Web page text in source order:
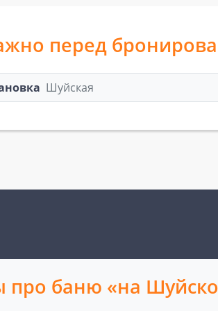
перед
Шуйская
про баню «на